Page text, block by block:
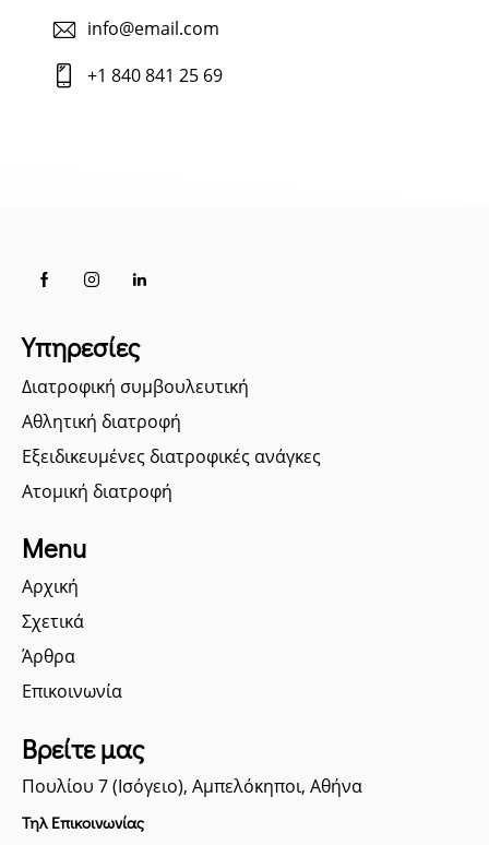
info@email.com
+1 840 841 25 69
Υπηρεσίες
Διατροφική συμβουλευτική
Αθλητική διατροφή
Εξειδικευμένες διατροφικές ανάγκες
Ατομική διατροφή
Menu
Αρχική
Σχετικά
Άρθρα
Επικοινωνία
Βρείτε μας
Πουλίου 7 (Ισόγειο), Αμπελόκηποι, Αθήνα
Τηλ Επικοινωνίας